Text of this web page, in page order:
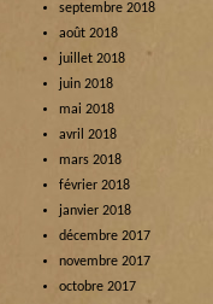
septembre 2018
août 2018
juillet 2018
juin 2018
mai 2018
avril 2018
mars 2018
février 2018
janvier 2018
décembre 2017
novembre 2017
octobre 2017